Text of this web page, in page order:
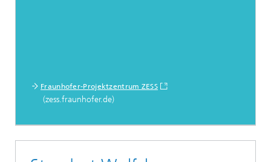
Fraunhofer-Projektzentrum ZESS
(zess.fraunhofer.de)